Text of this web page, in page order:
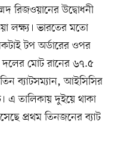
রিজওয়ানের উদ্বোধনী
লক্ষ্য। ভারতের মতো
টপ অর্ডারের ওপর
দলের মোট রানের ৬৭.৫
ব্যাটসম্যান, আইসিসির
এ তালিকায় দুইয়ে থাকা
প্রথম তিনজনের ব্যাট